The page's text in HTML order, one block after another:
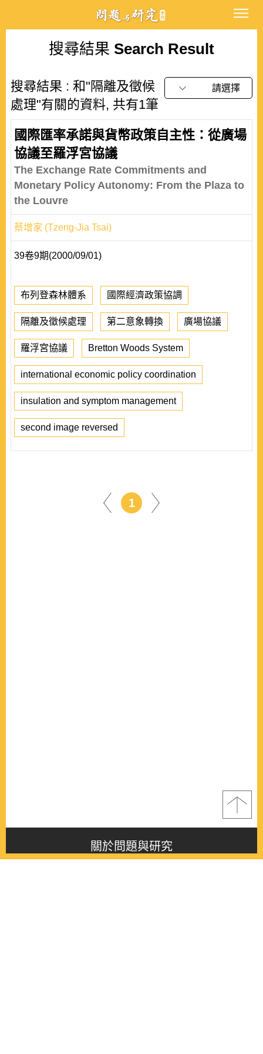
搜尋結果 Search Result
搜尋結果 : 和"隔離及徵候
處理"有關的資料, 共有1筆
請選擇
國際匯率承諾與貨幣政策自主性：從廣場
協議至羅浮宮協議
The Exchange Rate Commitments and
Monetary Policy Autonomy: From the Plaza to
the Louvre
蔡增家 (Tzeng-Jia Tsai)
39卷9期(2000/09/01)
布列登森林體系 國際經濟政策協調
隔離及徵候處理 第二意象轉換 廣場協議
羅浮宮協議 Bretton Woods System
international economic policy coordination
insulation and symptom management
second image reversed
1
關於問題與研究
About this journal